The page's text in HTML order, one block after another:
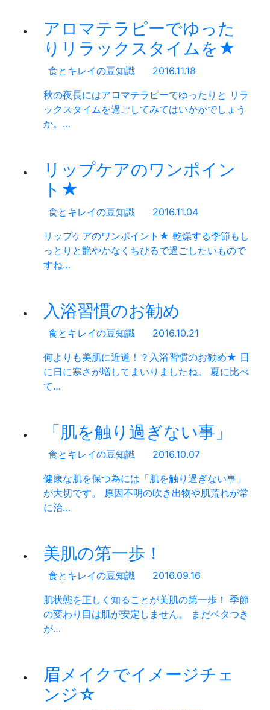
アロマテラピーでゆった
りリラックスタイムを★
食とキレイの豆知識
2016.11.18
秋の夜長にはアロマテラピーでゆったりと リラ
ックスタイムを過ごしてみてはいかがでしょう
か。…
リップケアのワンポイン
ト★
食とキレイの豆知識
2016.11.04
リップケアのワンポイント★ 乾燥する季節もし
っとりと艶やかなくちびるで過ごしたいもので
すね…
入浴習慣のお勧め
食とキレイの豆知識
2016.10.21
何よりも美肌に近道！？入浴習慣のお勧め★ 日
に日に寒さが増してまいりましたね。 夏に比べ
て…
「肌を触り過ぎない事」
食とキレイの豆知識
2016.10.07
健康な肌を保つ為には「肌を触り過ぎない事」
が大切です。 原因不明の吹き出物や肌荒れが常
に治…
美肌の第一歩！
食とキレイの豆知識
2016.09.16
肌状態を正しく知ることが美肌の第一歩！ 季節
の変わり目は肌が安定しません。 まだベタつき
が…
眉メイクでイメージチェ
ンジ☆